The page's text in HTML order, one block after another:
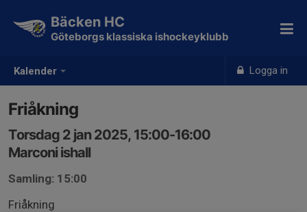
Kalender Logga in
Bäcken HC
Göteborgs klassiska ishockeyklubb
Friåkning
Torsdag 2 jan 2025, 15:00-16:00
Marconi ishall
Samling: 15:00
Friåkning